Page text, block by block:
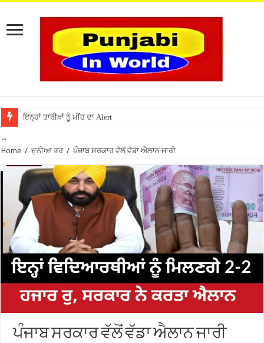
ਇਨ੍ਹਾਂ ਤਾਰੀਖ਼ਾਂ ਨੂੰ ਮੀਂਹ ਦਾ Alert
...
Home / ਦੁਨੀਆ ਭਰ / ਪੰਜਾਬ ਸਰਕਾਰ ਵੱਲੋਂ ਵੱਡਾ ਐਲਾਨ ਜਾਰੀ
ਪੰਜਾਬ ਸਰਕਾਰ ਵੱਲੋਂ ਵੱਡਾ ਐਲਾਨ ਜਾਰੀ